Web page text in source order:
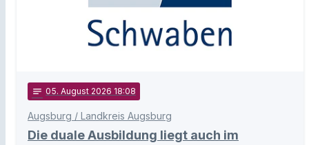
notes 05. August 2026 18:08
Augsburg / Landkreis Augsburg
Die duale Ausbildung liegt auch im